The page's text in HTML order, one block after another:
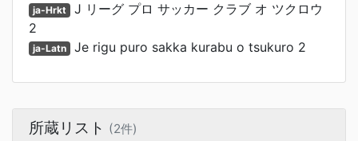
ja-Hrkt J リーグ プロ サッカー クラブ オ ツクロウ
2
ja-Latn Je rigu puro sakka kurabu o tsukuro 2
所蔵リスト (2件)